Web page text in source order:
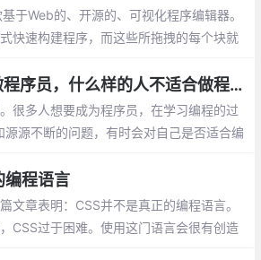
于Web的、开源的、可视化程序编辑器。
快速构建程序，而这些所拖拽的每个块就
感觉自己不适合做程序员，什么样的人不适合做程序员？
很多人想要成为程序员，在学习编程的过
源不断的问题，有时会对自己是否适合编
编程语言
文章表明：CSS并不是真正的编程语言。
CSS过于困难。使用这门语言会很有创造